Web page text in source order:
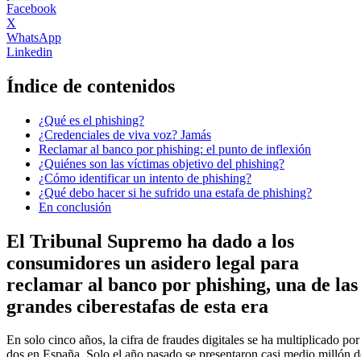
Facebook
X
WhatsApp
Linkedin
Índice de contenidos
¿Qué es el phishing?
¿Credenciales de viva voz? Jamás
Reclamar al banco por phishing: el punto de inflexión
¿Quiénes son las víctimas objetivo del phishing?
¿Cómo identificar un intento de phishing?
¿Qué debo hacer si he sufrido una estafa de phishing?
En conclusión
El Tribunal Supremo ha dado a los
consumidores un asidero legal para
reclamar al banco por phishing, una de las
grandes ciberestafas de esta era
En solo cinco años, la cifra de fraudes digitales se ha multiplicado por